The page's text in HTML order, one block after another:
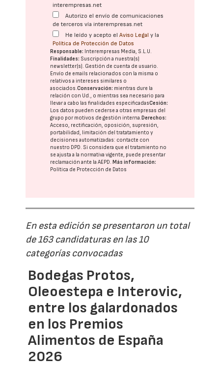
interempresas.net
Autorizo el envío de comunicaciones
de terceros vía interempresas.net
He leído y acepto elAviso Legal y la
Política de Protección de Datos
Responsable: Interempresas Media, S.L.U.
Finalidades: Suscripción a nuestra(s)
newsletter(s). Gestión de cuenta de usuario.
Envío de emails relacionados con la misma o
relativos a intereses similares o
asociados.Conservación: mientras dure la
relación con Ud., o mientras sea necesario para
llevar a cabo las finalidades especificadasCesión:
Los datos pueden cederse a otras empresas del
grupo por motivos de gestión interna.Derechos:
Acceso, rectificación, oposición, supresión,
portabilidad, limitación del tratatamiento y
decisiones automatizadas: contacte con
nuestro DPD. Si considera que el tratamiento no
se ajusta a la normativa vigente, puede presentar
reclamación ante laAEPD.Más información:
Política de Protección de Datos
En esta edición se presentaron un total
de 163 candidaturas en las 10
categorías convocadas
Bodegas Protos,
Oleoestepa e Interovic,
entre los galardonados
en los Premios
Alimentos de España
2026